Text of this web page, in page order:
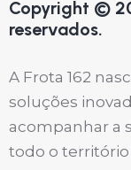
Copyright ©
reservados.
A Frota 162
soluções
acompanhar a
todo o território